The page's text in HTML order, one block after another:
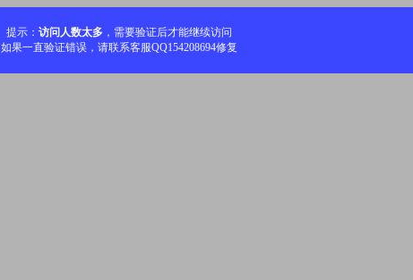
提示： 访问人数太多 ，需要验证后才能继续访问
如果一直验证错误，请联系客服QQ154208694修复